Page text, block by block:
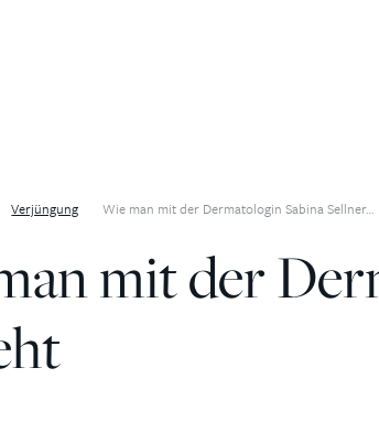
Verjüngung Wie man mit der Dermatologin Sabina Sellner…
mit der